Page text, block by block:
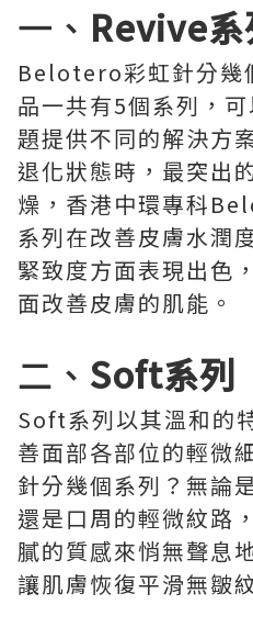
一、 Revive系
Belotero彩虹針分幾
品一共有5個系列，
題提供不同的解決方
退化狀態時，最突出
燥，香港中環專科
系列在改善皮膚水潤
緊致度方面表現出色
面改善皮膚的肌能。
二、 Soft系列
Soft系列以其溫和的
善面部各部位的輕微
針分幾個系列？無論
還是口周的輕微紋路
膩的質感來悄無聲息
讓肌膚恢復平滑無皺